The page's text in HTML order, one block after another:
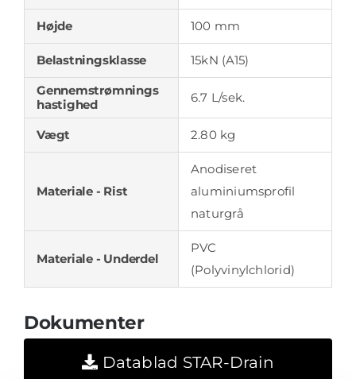
Højde 100 mm
Belastningsklasse
15kN (A15)
Gennemstrømnings
hastighed
6.7 L/sek.
Vægt 2.80 kg
Materiale - Rist
Anodiseret
aluminiumsprofil
naturgrå
Materiale - Underdel
PVC
(Polyvinylchlorid)
Dokumenter
Datablad STAR-Drain